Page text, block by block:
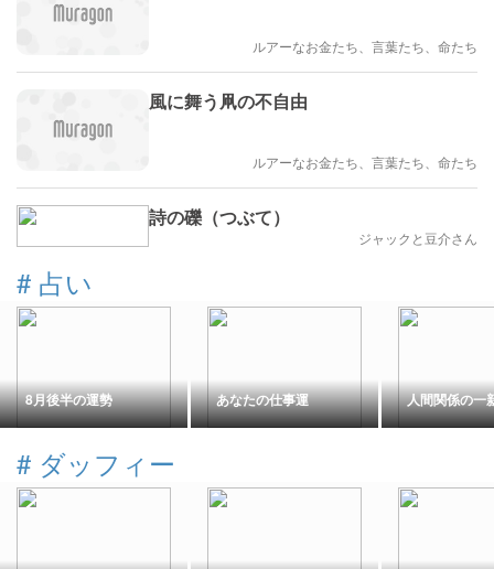
ルアーなお金たち、言葉たち、命たち
風に舞う凧の不自由
ルアーなお金たち、言葉たち、命たち
詩の礫（つぶて）
ジャックと豆介さん
# 占い
8月後半の運勢 あなたの仕事運 人間関係の一
# ダッフィー